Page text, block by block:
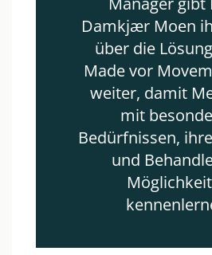
Damkjær Moen
über die
Made vor
weiter, damit
mit
Bedürfnissen,
und